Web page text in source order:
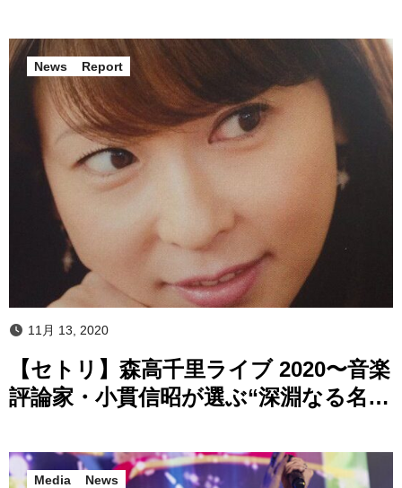
News Report
11月 13, 2020
【セトリ】森高千里ライブ 2020〜音楽
評論家・小貫信昭が選ぶ“深淵なる名
Media News